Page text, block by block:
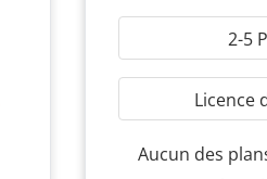
2-5
Licence
Aucun des